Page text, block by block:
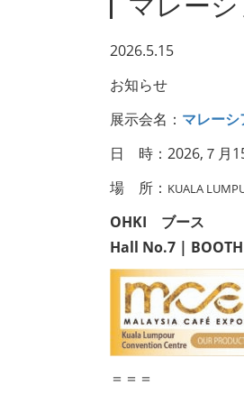
2026.5.15
お知らせ
展示会名： マレーシ
日 時：2026,７月
場 所： KUALA
OHKI ブース
Hall No.7 |
＝＝＝